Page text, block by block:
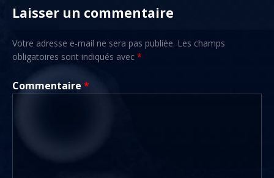
Laisser un commentaire
Votre adresse e-mail ne sera pas publiée. Les champs
obligatoires sont indiqués avec *
Commentaire *